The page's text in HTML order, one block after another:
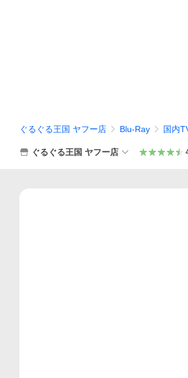
ぐるぐる王国 ヤフー店 Blu-Ray 国内
ぐるぐる王国 ヤフー店